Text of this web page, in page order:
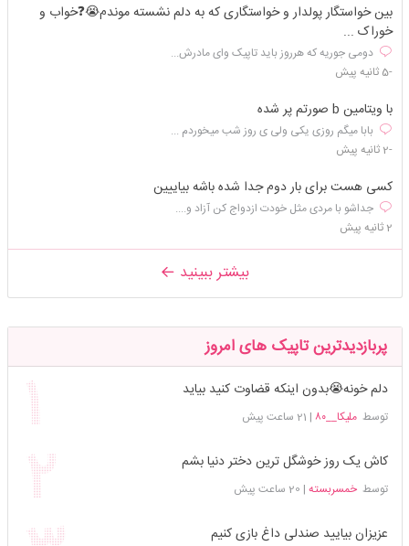
بین خواستگار پولدار و خواستگاری که به دلم نشسته موندم😭❓️خواب و
خوراک ...
دومی جوریه که هرروز باید تاپیک وای مادرش...
-5 ثانیه پیش
با ویتامین b صورتم پر شده
بابا میگم روزی یکی ولی ی روز شب میخوردم ...
-2 ثانیه پیش
کسی هست برای بار دوم جدا شده باشه بیاییین
جداشو با مردی مثل خودت ازدواج کن آزاد و....
2 ثانیه پیش
بیشتر ببینید
پربازدیدترین تاپیک های امروز
دلم خونه😭بدون اینکه قضاوت کنید بیاید
توسطملیکا__۸۰ | 21 ساعت پیش
کاش یک روز خوشگل ترین دختر دنیا بشم
توسطخمسربسته | 20 ساعت پیش
عزیزان بیایید صندلی داغ بازی کنیم